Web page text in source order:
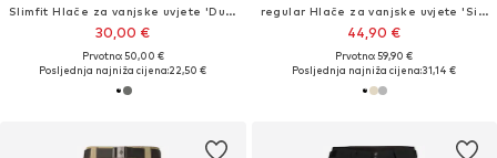
Slimfit Hlače za vanjske uvjete 'Duratrek'
30,00 €
Prvotno: 50,00 €
Posljednja najniža cijena:22,50 €
regular Hlače za vanjske uvjete 'Silver Ridge™'
44,90 €
Prvotno: 59,90 €
Posljednja najniža cijena:31,14 €